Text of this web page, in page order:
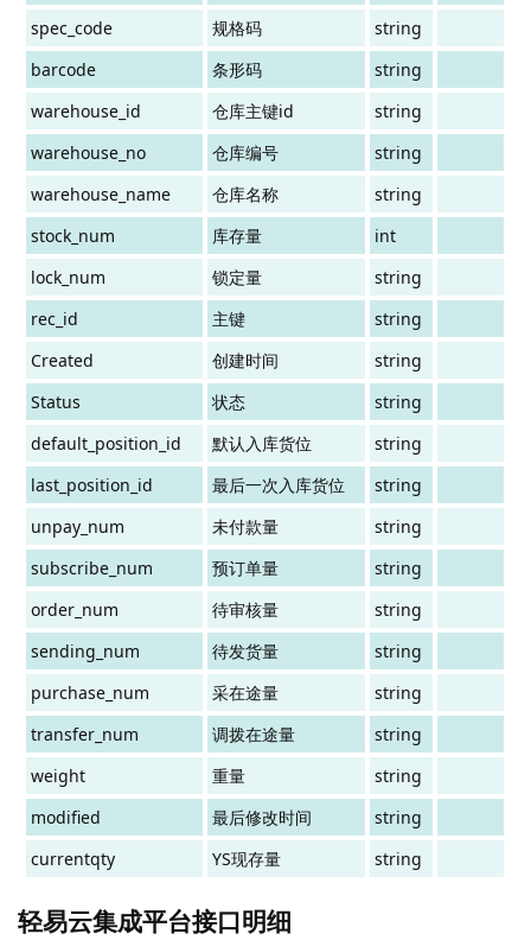
spec_code
规格码
string
barcode
条形码
string
warehouse_id
仓库主键id
string
warehouse_no
仓库编号
string
warehouse_name
仓库名称
string
stock_num
库存量
int
lock_num
锁定量
string
rec_id
主键
string
Created
创建时间
string
Status
状态
string
default_position_id
默认入库货位
string
last_position_id
最后一次入库货位
string
unpay_num
未付款量
string
subscribe_num
预订单量
string
order_num
待审核量
string
sending_num
待发货量
string
purchase_num
采在途量
string
transfer_num
调拨在途量
string
weight
重量
string
modified
最后修改时间
string
currentqty
YS现存量 string
轻易云集成平台接口明细